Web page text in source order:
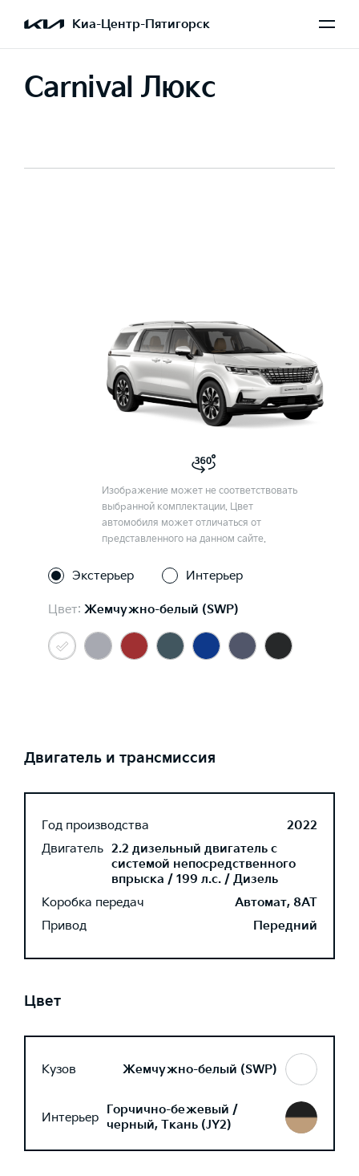
Киа-Центр-Пятигорск
Carnival Люкс
Изображение может не соответствовать
выбранной комплектации. Цвет
автомобиля может отличаться от
представленного на данном сайте.
Экстерьер Интерьер
Цвет: Жемчужно-белый (SWP)
Двигатель и трансмиссия
Год производства
2022
Двигатель 2.2 дизельный двигатель с
системой непосредственного
впрыска / 199 л.с. / Дизель
Коробка передач
Автомат, 8AT
Привод
Передний
Цвет
Кузов Жемчужно-белый (SWP)
Интерьер Горчично-бежевый /
черный, Ткань (JY2)